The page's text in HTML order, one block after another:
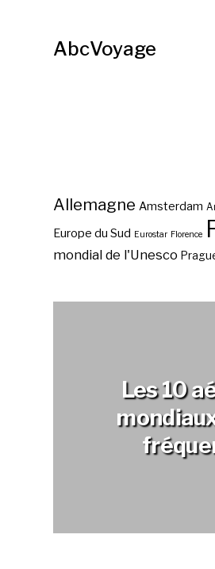
AbcVoyage
Allemagne Amsterdam
Europe du Sud Eurostar Florence
mondial de l'Unesco
Les 10